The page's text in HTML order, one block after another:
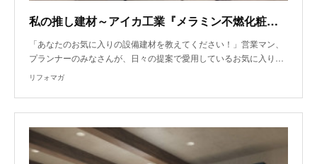
私の推し建材～アイカ工業『メラミン不燃化粧板セラール』、メーカー問わず『有孔ボード』
「あなたのお気に入りの設備建材を教えてください！」営業マン、
プランナーのみなさんが、日々の提案で愛用しているお気に入り…
リフォマガ